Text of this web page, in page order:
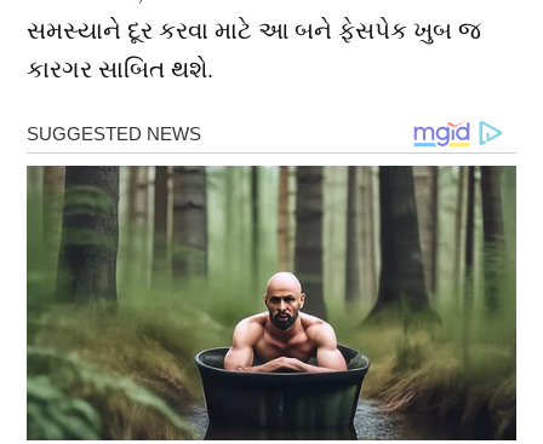
સમસ્યાને દૂર કરવા માટે આ બને ફેસપેક ખુબ જ
કારગર સાબિત થશે.